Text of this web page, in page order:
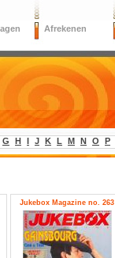
Afrekenen
G H I J K L M N O P
Jukebox Magazine no. 263